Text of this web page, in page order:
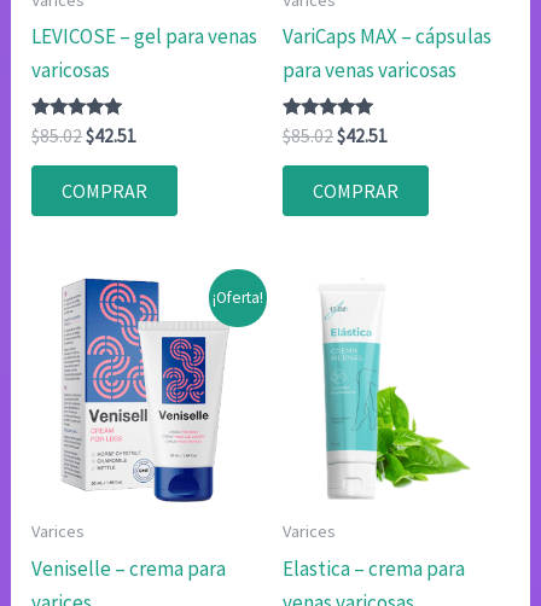
LEVICOSE – gel para venas
varicosas
Valorado
con
4.80
de 5
$85.02El
original
era:
$42.51El
actual
es:
COMPRAR
VariCaps MAX – cápsulas
para venas varicosas
Valorado
con
4.83
$85.02El
original
era:
$42.51El
actual
es:
COMPRAR
¡Oferta!
Varices
Veniselle – crema para
Varices
Elastica – crema para